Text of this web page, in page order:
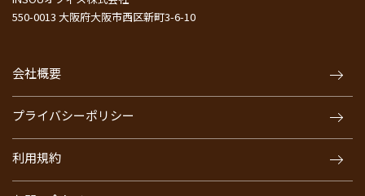
550-0013 大阪府大阪市西区新町3-6-10
会社概要
プライバシーポリシー
利用規約